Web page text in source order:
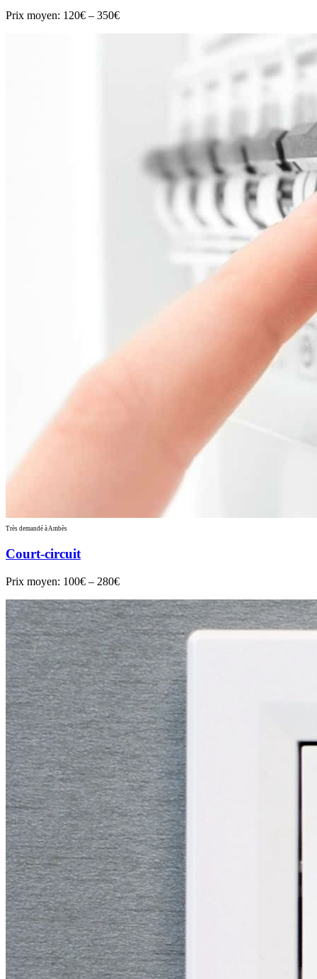
Prix moyen: 120€ – 350€
Très demandé à Ambès
Court-circuit
Prix moyen: 100€ – 280€